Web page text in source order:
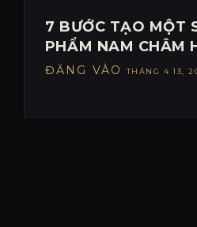
7 BƯỚC TẠO MỘT
PHẨM NAM CHÂM
QUẢ TẠO 1000
ĐĂNG VÀOTHÁNG 4 13,